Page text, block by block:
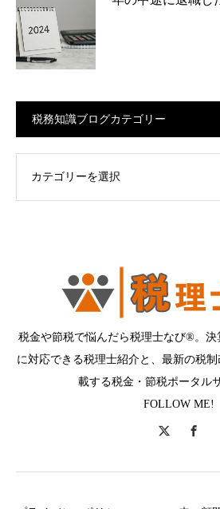
税務知識ブログカテゴリー
税金や節税で悩んだら税理士なび®。
に対応できる税理士紹介と、最新の税
載する税金・節税ポータル
FOLLOW ME!